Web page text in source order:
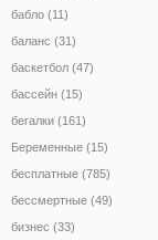
бабло (11)
баланс (31)
баскетбол (47)
бассейн (15)
бегалки (161)
Беременные (15)
бесплатные (785)
бессмертные (49)
бизнес (33)